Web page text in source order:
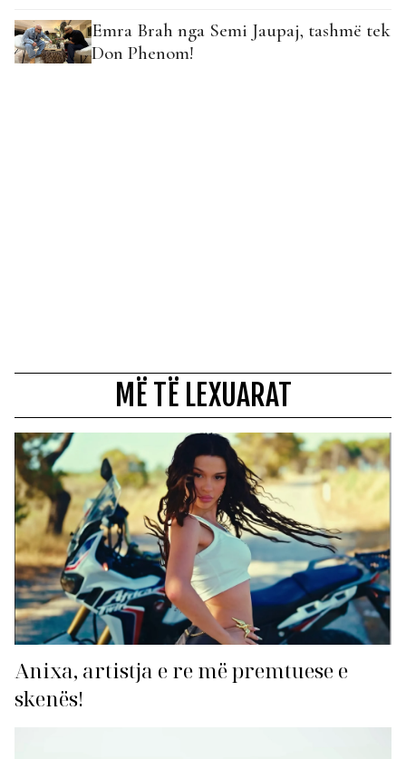
Emra Brah nga Semi Jaupaj, tashmë tek
Don Phenom!
MË TË LEXUARAT
Anixa, artistja e re më premtuese e
skenës!